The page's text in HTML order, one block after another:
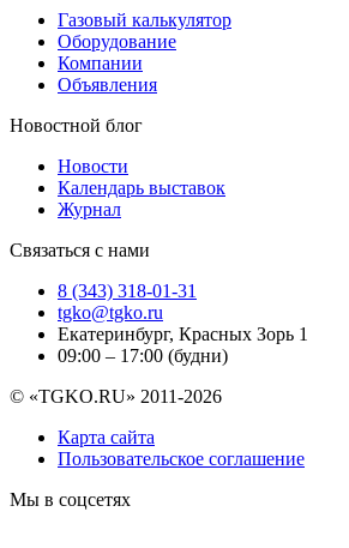
Газовый калькулятор
Оборудование
Компании
Объявления
Новостной блог
Новости
Календарь выставок
Журнал
Связаться с нами
8 (343) 318-01-31
tgko@tgko.ru
Екатеринбург, Красных Зорь 1
09:00 – 17:00 (будни)
© «TGKO.RU» 2011-2026
Карта сайта
Пользовательское соглашение
Мы в соцсетях